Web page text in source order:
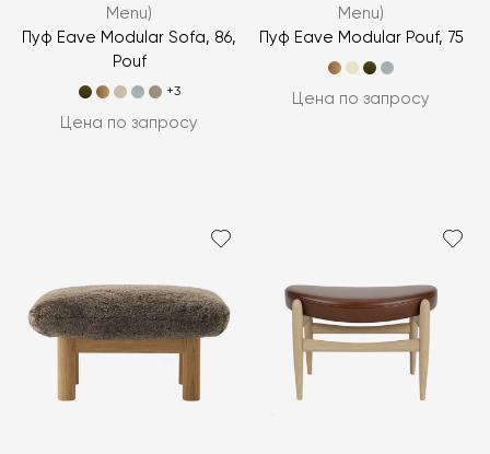
Menu)
Пуф Eave Modular Sofa, 86,
Pouf
+3
Цена по запросу
Menu)
Пуф Eave Modular Pouf, 75
Цена по запросу